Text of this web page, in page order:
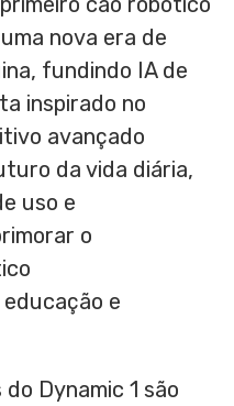
nova era de
fundindo IA de
inspirado no
avançado
da vida diária,
uso e
o
e
Dynamic 1 são